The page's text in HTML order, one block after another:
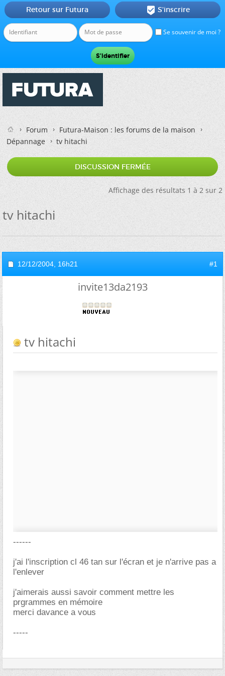
Se souvenir de moi ?
Retour sur Futura  S'inscrire
Forum
Futura-Maison : les forums de la maison
Dépannage
tv hitachi
DISCUSSION FERMÉE
Affichage des résultats 1 à 2 sur 2
tv hitachi
12/12/2004, 16h21 #1
invite13da2193
tv hitachi
------
j'ai l'inscription cl 46 tan sur l'écran et je n'arrive pas a
l'enlever
j'aimerais aussi savoir comment mettre les
prgrammes en mémoire
merci davance a vous
-----